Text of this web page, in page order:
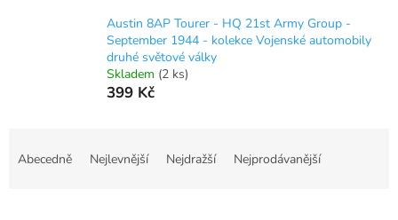
Austin 8AP Tourer - HQ 21st Army Group -
September 1944 - kolekce Vojenské automobily
druhé světové války
Skladem (2 ks)
399 Kč
Abecedně Nejlevnější Nejdražší Nejprodávanější